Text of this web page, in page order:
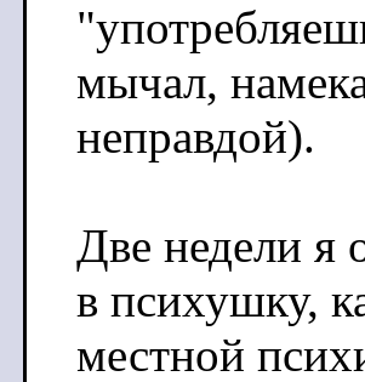
мычал,
неправдой).
Две недели я
в психушку,
местной